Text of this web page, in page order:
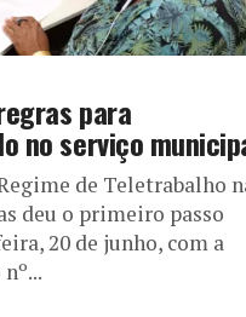
para
no serviço
de Teletrabalho
deu o primeiro passo
20 de junho, com a